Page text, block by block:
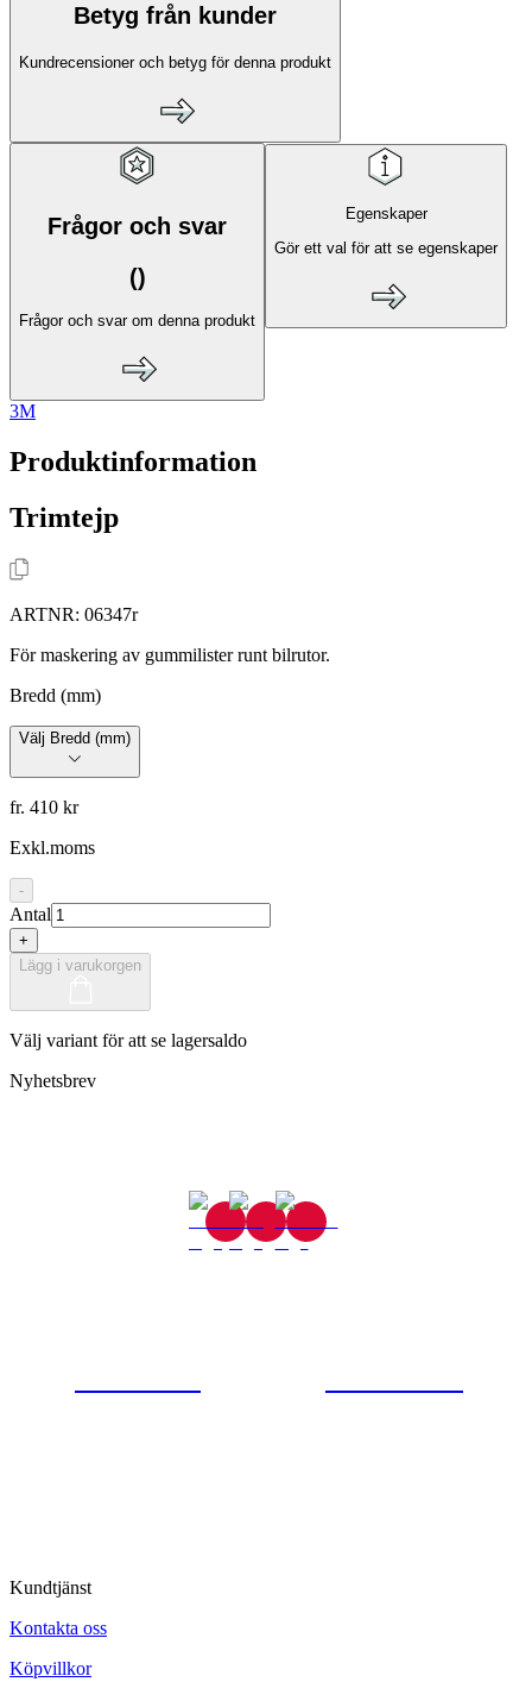
Betyg från kunder
Kundrecensioner och betyg för denna produkt
Frågor och svar
()
Frågor och svar om denna produkt
Egenskaper
Gör ett val för att se egenskaper
3M
Produktinformation
Trimtejp
ARTNR: 06347r
För maskering av gummilister runt bilrutor.
Bredd (mm)
Välj Bredd (mm)
fr. 410 kr
Exkl.moms
-
Antal
+
Lägg i varukorgen
Välj variant för att se lagersaldo
Nyhetsbrev
Kundtjänst
Kontakta oss
Köpvillkor